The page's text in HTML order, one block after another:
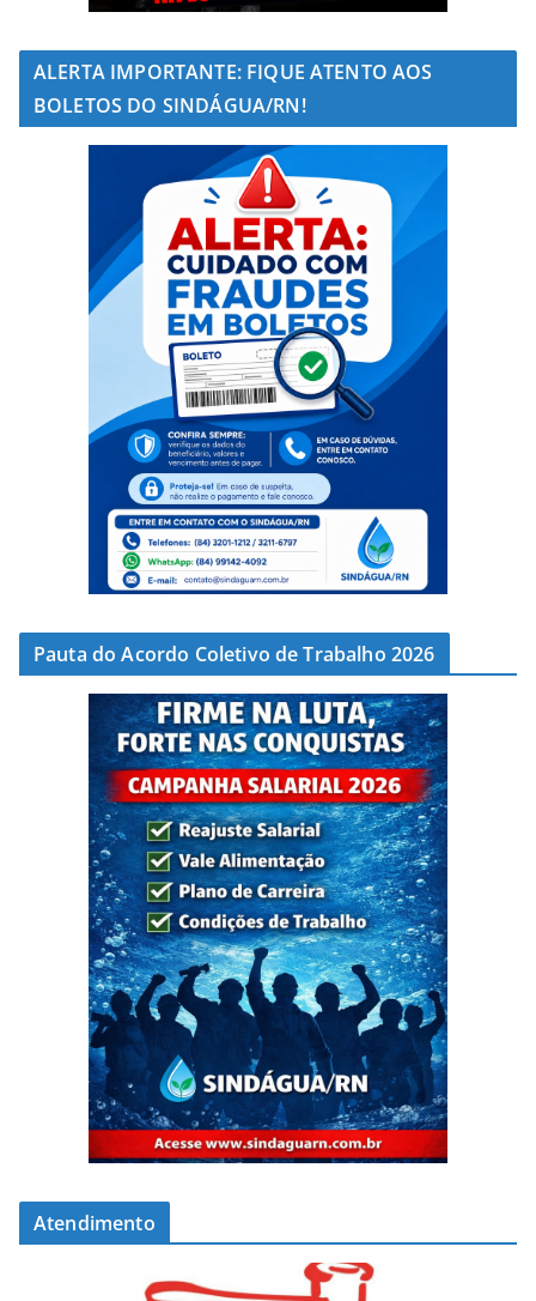
ALERTA IMPORTANTE: FIQUE ATENTO AOS
BOLETOS DO SINDÁGUA/RN!
Pauta do Acordo Coletivo de Trabalho 2026
Atendimento